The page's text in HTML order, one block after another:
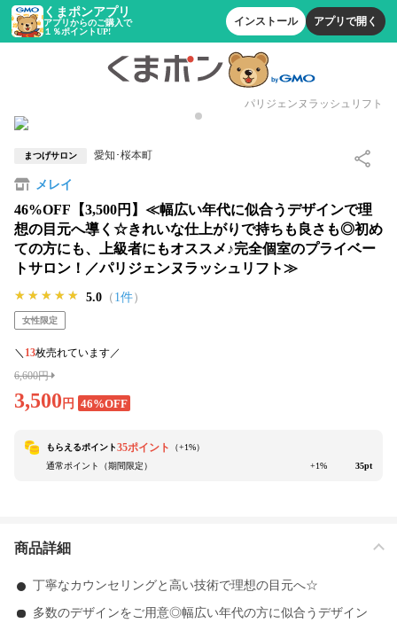
くまポンアプリ
アプリからのご購入で
１％ポイントUP!
インストール アプリで開く
パリジェンヌラッシュリフト
まつげサロン 愛知･桜本町
メレイ
46%OFF【3,500円】≪幅広い年代に似合うデザインで理
想の目元へ導く☆きれいな仕上がりで持ちも良さも◎初め
ての方にも、上級者にもオススメ♪完全個室のプライベー
トサロン！／パリジェンヌラッシュリフト≫
★★★★★
★★★★★
★★★★★ 5.0 （ 1件）
女性限定
＼ 13枚売れています／
6,600円
3,500 円 46%OFF
もらえるポイント35ポイント （+1%）
通常ポイント（期間限定）
+1% 35pt
商品詳細
丁寧なカウンセリングと高い技術で理想の目元へ☆
多数のデザインをご用意◎幅広い年代の方に似合うデザイン